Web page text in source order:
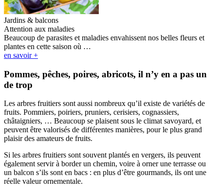
Jardins & balcons
Attention aux maladies
Beaucoup de parasites et maladies envahissent nos belles fleurs et
plantes en cette saison où …
en savoir +
Pommes, pêches, poires, abricots, il n’y en a pas un
de trop
Les arbres fruitiers sont aussi nombreux qu’il existe de variétés de
fruits. Pommiers, poiriers, pruniers, cerisiers, cognassiers,
châtaigniers, … Beaucoup se plaisent sous le climat savoyard, et
peuvent être valorisés de différentes manières, pour le plus grand
plaisir des amateurs de fruits.
Si les arbres fruitiers sont souvent plantés en vergers, ils peuvent
également servir à border un chemin, voire à orner une terrasse ou
un balcon s’ils sont en bacs : en plus d’être gourmands, ils ont une
réelle valeur ornementale.